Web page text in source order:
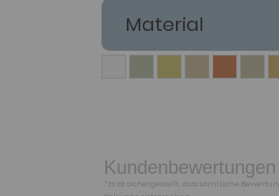
Material
Kundenbewertungen
*Es ist sichergestellt, dass sämtliche